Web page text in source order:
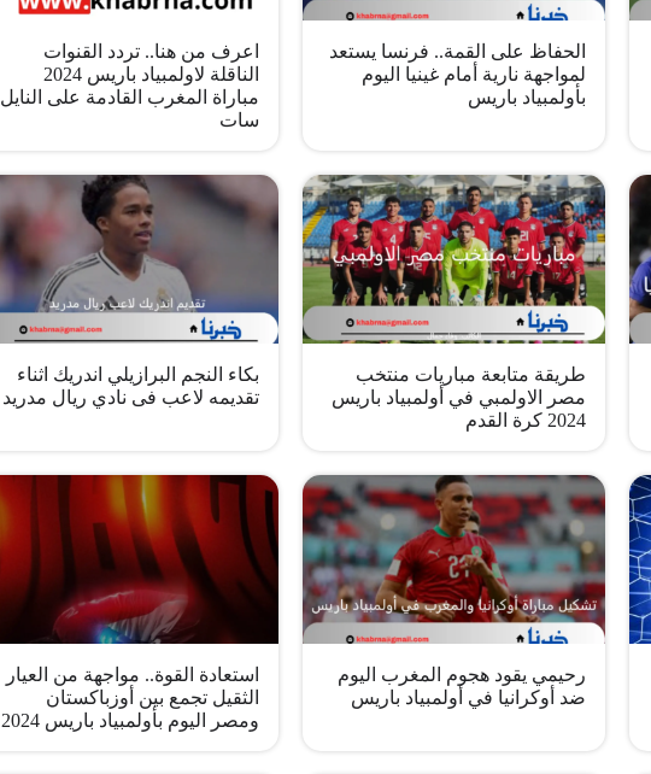
الحفاظ على القمة.. فرنسا يستعد
لمواجهة نارية أمام غينيا اليوم
بأولمبياد باريس
اعرف من هنا.. تردد القنوات
الناقلة لاولمبياد باريس 2024
مباراة المغرب القادمة على النايل
سات
طريقة متابعة مباريات منتخب
مصر الاولمبي في أولمبياد باريس
2024 كرة القدم
بكاء النجم البرازيلي اندريك اثناء
تقديمه لاعب فى نادي ريال مدريد
رحيمي يقود هجوم المغرب اليوم
ضد أوكرانيا في أولمبياد باريس
استعادة القوة.. مواجهة من العيار
الثقيل تجمع بين أوزباكستان
ومصر اليوم بأولمبياد باريس 2024